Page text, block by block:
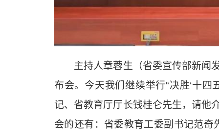
主持人章蓉生（省委宣传部新闻
布会。今天我们继续举行“决胜‘十
记、省教育厅厅长钱桂仑先生，请他
会的还有：省委教育工委副书记范